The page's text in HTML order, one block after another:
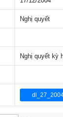
Nghị quyết
Nghị quyết kỳ